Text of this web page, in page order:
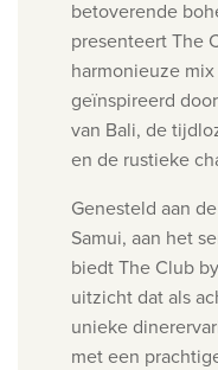
betoverende
presenteert The
harmonieuze
geïnspireerd
van Bali, de
en de rustieke
Genesteld aan
Samui, aan het
biedt The Club
uitzicht dat als
unieke
met een